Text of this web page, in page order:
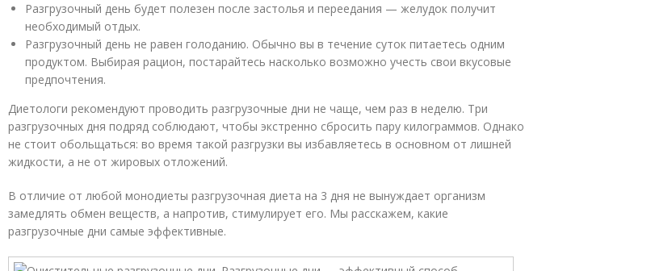
Разгрузочный день будет полезен после застолья и переедания — желудок получит
необходимый отдых.
Разгрузочный день не равен голоданию. Обычно вы в течение суток питаетесь одним
продуктом. Выбирая рацион, постарайтесь насколько возможно учесть свои вкусовые
предпочтения.
Диетологи рекомендуют проводить разгрузочные дни не чаще, чем раз в неделю. Три
разгрузочных дня подряд соблюдают, чтобы экстренно сбросить пару килограммов. Однако
не стоит обольщаться: во время такой разгрузки вы избавляетесь в основном от лишней
жидкости, а не от жировых отложений.
В отличие от любой монодиеты разгрузочная диета на 3 дня не вынуждает организм
замедлять обмен веществ, а напротив, стимулирует его. Мы расскажем, какие
разгрузочные дни самые эффективные.